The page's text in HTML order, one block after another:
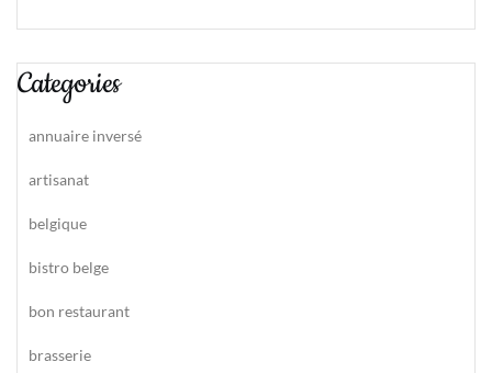
Categories
annuaire inversé
artisanat
belgique
bistro belge
bon restaurant
brasserie